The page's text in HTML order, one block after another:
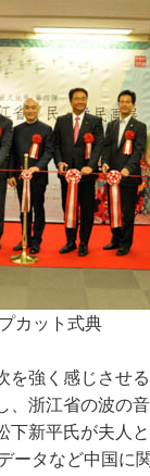
カット式典
を強く感じさせ
浙江省の波の
新平氏が夫人
ータなど中国に